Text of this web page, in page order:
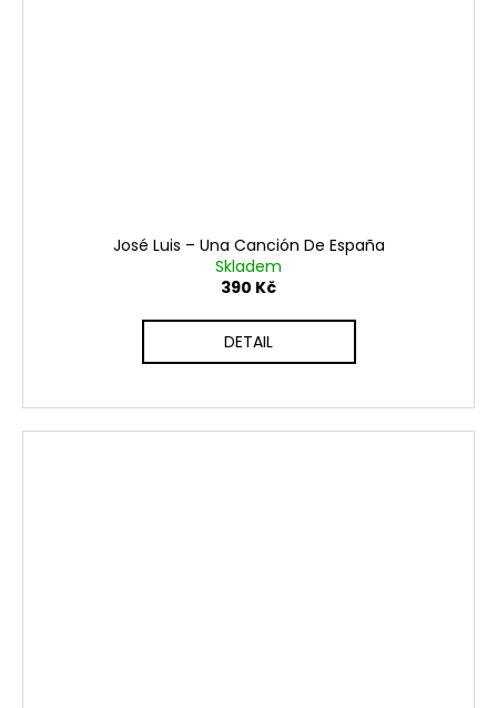
José Luis ‎– Una Canción De España
Skladem
390 Kč
DETAIL